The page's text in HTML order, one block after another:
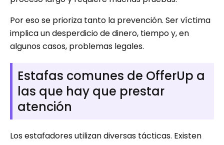
Por eso se prioriza tanto la prevención. Ser víctima
implica un desperdicio de dinero, tiempo y, en
algunos casos, problemas legales.
Estafas comunes de OfferUp a
las que hay que prestar
atención
Los estafadores utilizan diversas tácticas. Existen